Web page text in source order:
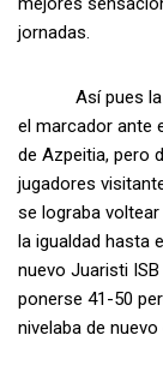
jornadas.
Así pues la
el marcador ante
de Azpeitia, pero
jugadores
se lograba
la igualdad hasta
nuevo Juaristi
ponerse 41-50
nivelaba de